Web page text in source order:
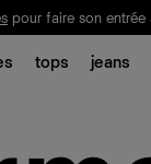
Lisez-le
pour faire son entrée
tops jeans